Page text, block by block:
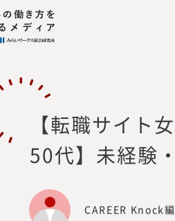
活動内容： プロフェッショナ
連絡先：【転職サイト
50代】未経験
CAREER Knock